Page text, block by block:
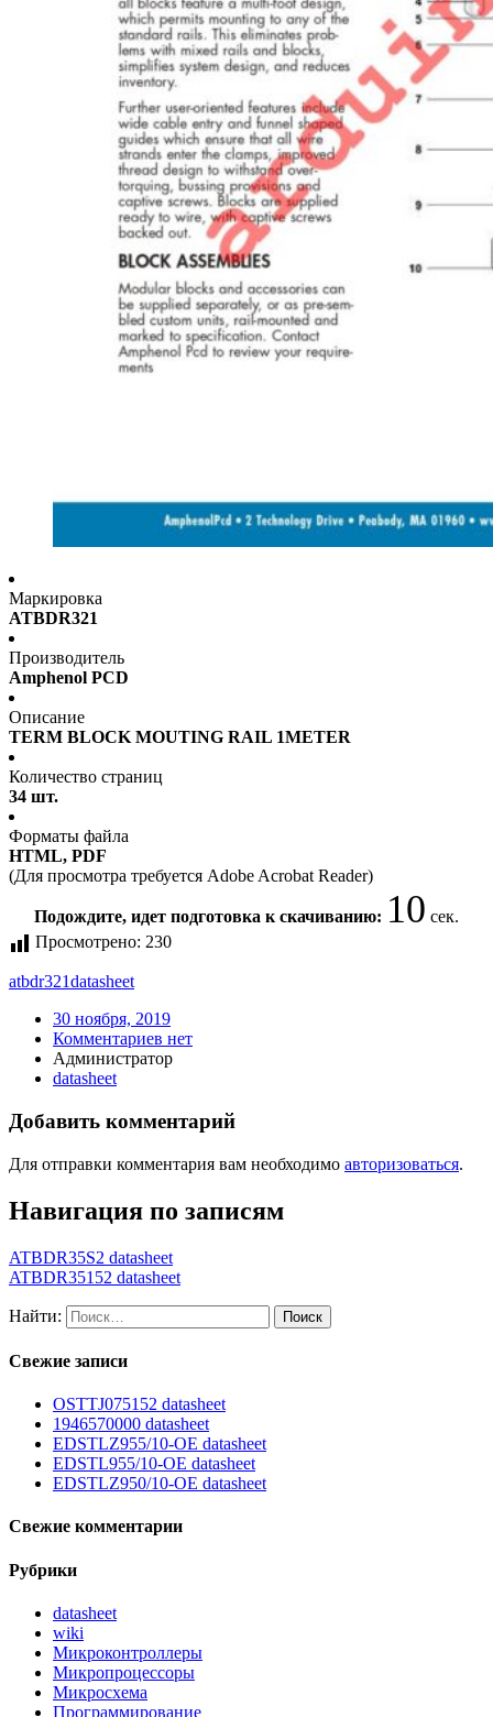
Маркировка
ATBDR321
Производитель
Amphenol PCD
Описание
TERM BLOCK MOUTING RAIL 1METER
Количество страниц
34 шт.
Форматы файла
HTML, PDF
(Для просмотра требуется Adobe Acrobat Reader)
Подождите, идет подготовка к скачиванию: 10 сек.
Просмотрено: 230
atbdr321datasheet
30 ноября, 2019
Комментариев нет
Администратор
datasheet
Добавить комментарий
Для отправки комментария вам необходимо авторизоваться.
Навигация по записям
ATBDR35S2 datasheet
ATBDR35152 datasheet
Найти:
Свежие записи
OSTTJ075152 datasheet
1946570000 datasheet
EDSTLZ955/10-OE datasheet
EDSTL955/10-OE datasheet
EDSTLZ950/10-OE datasheet
Свежие комментарии
Рубрики
datasheet
wiki
Микроконтроллеры
Микропроцессоры
Микросхема
Программирование